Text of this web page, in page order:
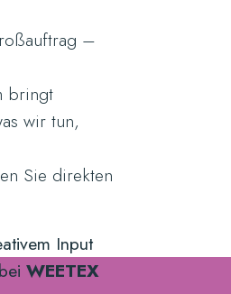
–
bringt
wir tun,
Sie direkten
Input
WEETEX